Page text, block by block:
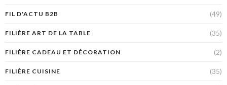
FIL D'ACTU B2B (49)
FILIÈRE ART DE LA TABLE (35)
FILIÈRE CADEAU ET DÉCORATION (2)
FILIÈRE CUISINE (35)